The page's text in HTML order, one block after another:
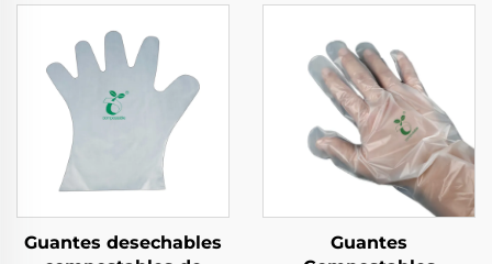
Guantes desechables
Guantes